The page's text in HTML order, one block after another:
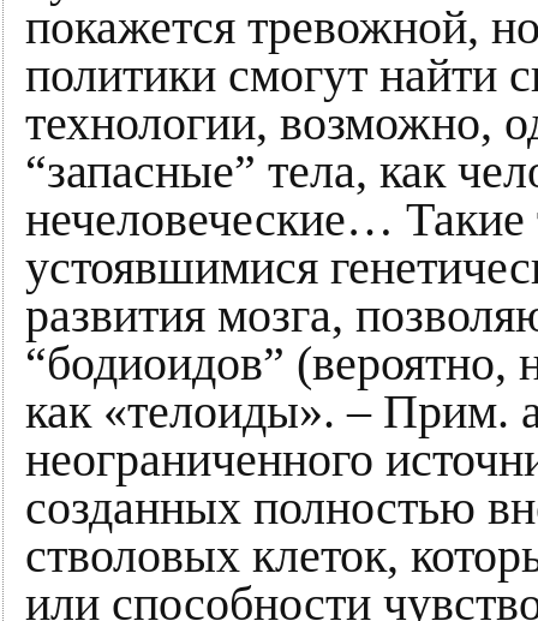
покажется тревожной,
политики смогут найти
технологии, возможно,
“запасные” тела, как
нечеловеческие… Такие
устоявшимися
развития мозга,
“бодиоидов” (вероятно,
как «телоиды». – Прим.
неограниченного
созданных полностью
стволовых клеток,
или способности